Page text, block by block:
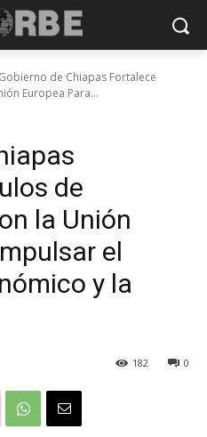
Gobierno de Chiapas Fortalece
Europea Para...
de
la Unión
el
y la
0
182